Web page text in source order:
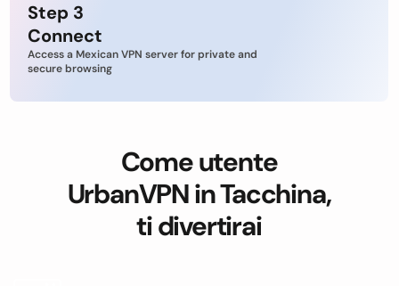
Step 3
Connect
Access a Mexican VPN server for private and
secure browsing
Come utente
UrbanVPN in Tacchina,
ti divertirai